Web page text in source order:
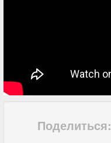
Поделиться: